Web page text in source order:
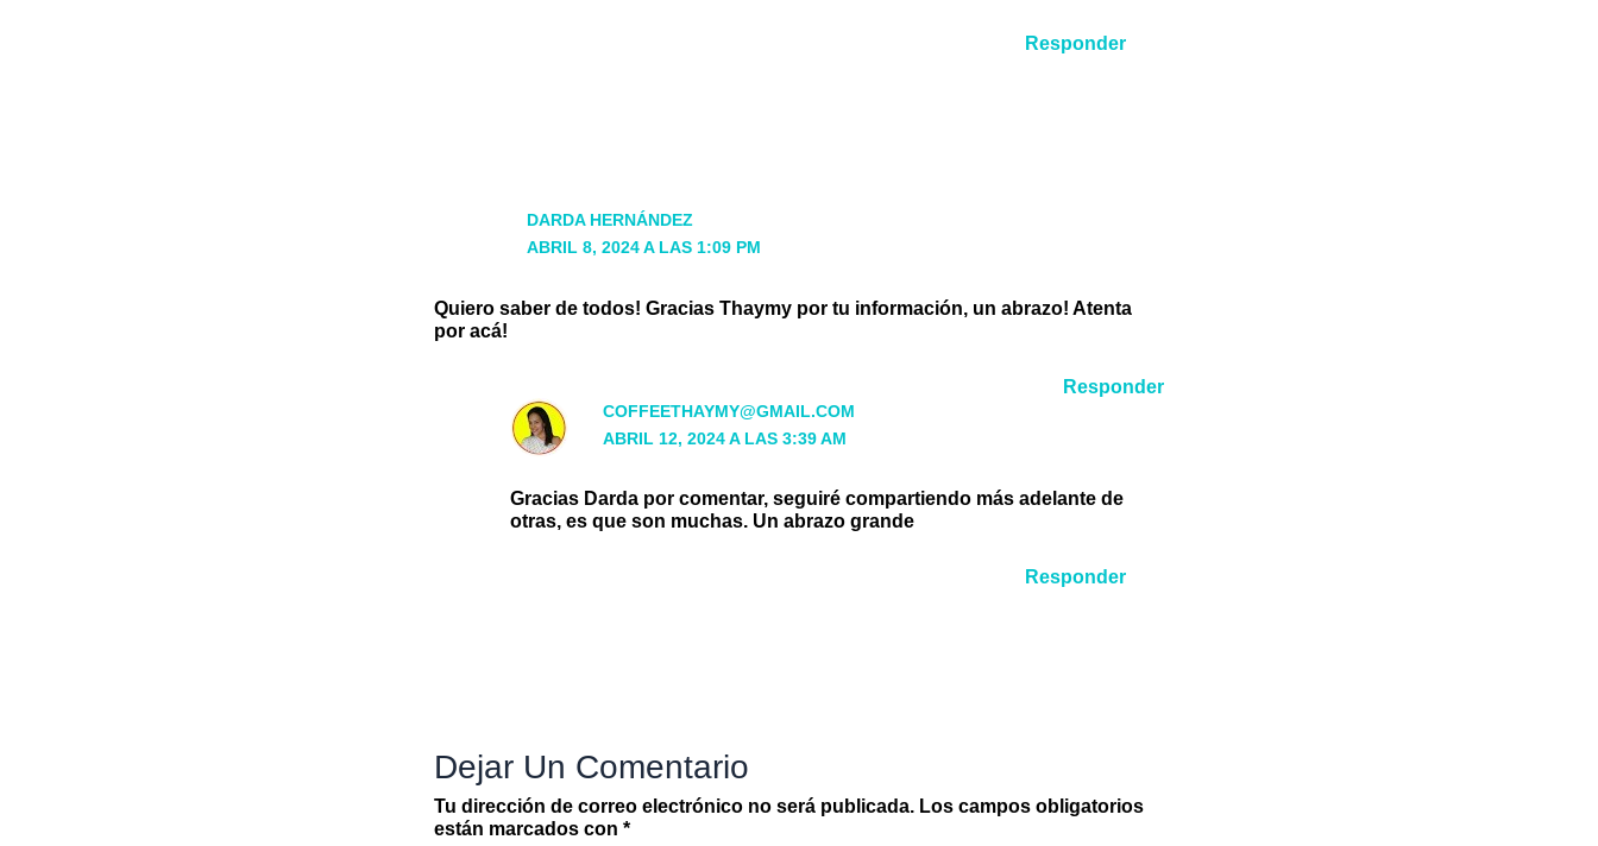
Responder
DARDA HERNÁNDEZ
ABRIL 8, 2024 A LAS 1:09 PM
Quiero saber de todos! Gracias Thaymy por tu información, un abrazo! Atenta
por acá!
Responder
COFFEETHAYMY@GMAIL.COM
ABRIL 12, 2024 A LAS 3:39 AM
Gracias Darda por comentar, seguiré compartiendo más adelante de
otras, es que son muchas. Un abrazo grande
Responder
Dejar Un Comentario
Tu dirección de correo electrónico no será publicada. Los campos obligatorios
están marcados con *